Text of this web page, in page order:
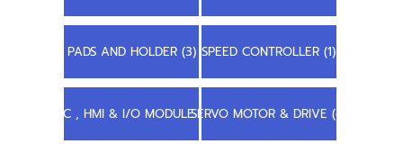
PADS AND HOLDER (3) SPEED CONTROLLER (1)
PLC , HMI & I/O MODULE (6)SERVO MOTOR & DRIVE (4)